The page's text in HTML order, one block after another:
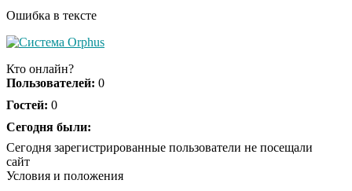
Ролик из Омска: вы
Ржу не переставая, это
не раз
Ошибка в тексте
Кто онлайн?
Пользователей: 0
Гостей: 0
Сегодня были:
Сегодня зарегистрированные пользователи не посещали
сайт
Условия и положения